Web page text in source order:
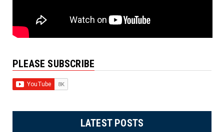
PLEASE SUBSCRIBE
LATEST POSTS